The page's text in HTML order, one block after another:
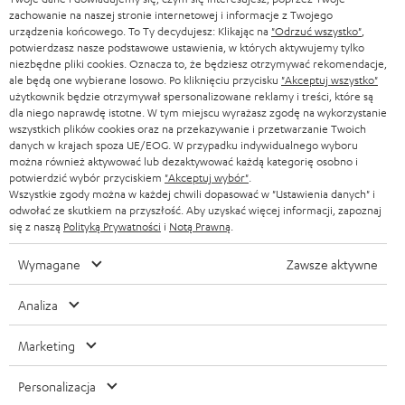
t
e
r
a
SMART HOME
BLUETOOTH
SŁUCHAWKI
SŁUCHAWKI BLUETOOTH
WIEŻE HI-FI
GŁOŚNIKI
ULTIMA
SŁUCHAWKI DOUSZNE
FANSHOP
NOWOŚCI
KONTAKT PRASOWY
B2B
BLOG
NEWSLETTER
SKLEPY
KORZYŚCI
TEUFEL STORY
ZARZĄD
TROSKA O ŚRODOWISKO
WARTOŚCI
AUSTRIA
SZWAJCARIA
HOLANDIA
BELGIA
FRANCJA
POLSKA
HISZPANIA
Zmiany techniczne, literówki i pomyłki zastrzeżone. Akcesoria pokazane na
zdjęciach nie wchodzą w zakres dostawy. Ewentualne opłaty za utylizację
baterii są wliczone w cenę.
zachowanie na naszej stronie internetowej i informacje z Twojego
urządzenia końcowego. To Ty decydujesz: Klikając na "Odrzuć wszystko"
potwierdzasz nasze podstawowe ustawienia, w których aktywujemy tylko
niezbędne pliki cookies. Oznacza to, że będziesz otrzymywać rekomendacje,
ale będą one wybierane losowo. Po kliknięciu przycisku "Akceptuj wszystko"
użytkownik będzie otrzymywał spersonalizowane reklamy i treści, które są
dla niego naprawdę istotne. W tym miejscu wyrażasz zgodę na wykorzystanie
wszystkich plików cookies oraz na przekazywanie i przetwarzanie Twoich
danych w krajach spoza UE/EOG. W przypadku indywidualnego wyboru
można również aktywować lub dezaktywować każdą kategorię osobno i
potwierdzić wybór przyciskiem "Akceptuj wybór"
Wszystkie zgody można w każdej chwili dopasować w "Ustawienia danych" i
odwołać ze skutkiem na przyszłość. Aby uzyskać więcej informacji, zapoznaj
się z naszą Polityką Prywatności i Notą Prawną
Wymagane Zawsze aktywne
Analiza
Marketing
Personalizacja